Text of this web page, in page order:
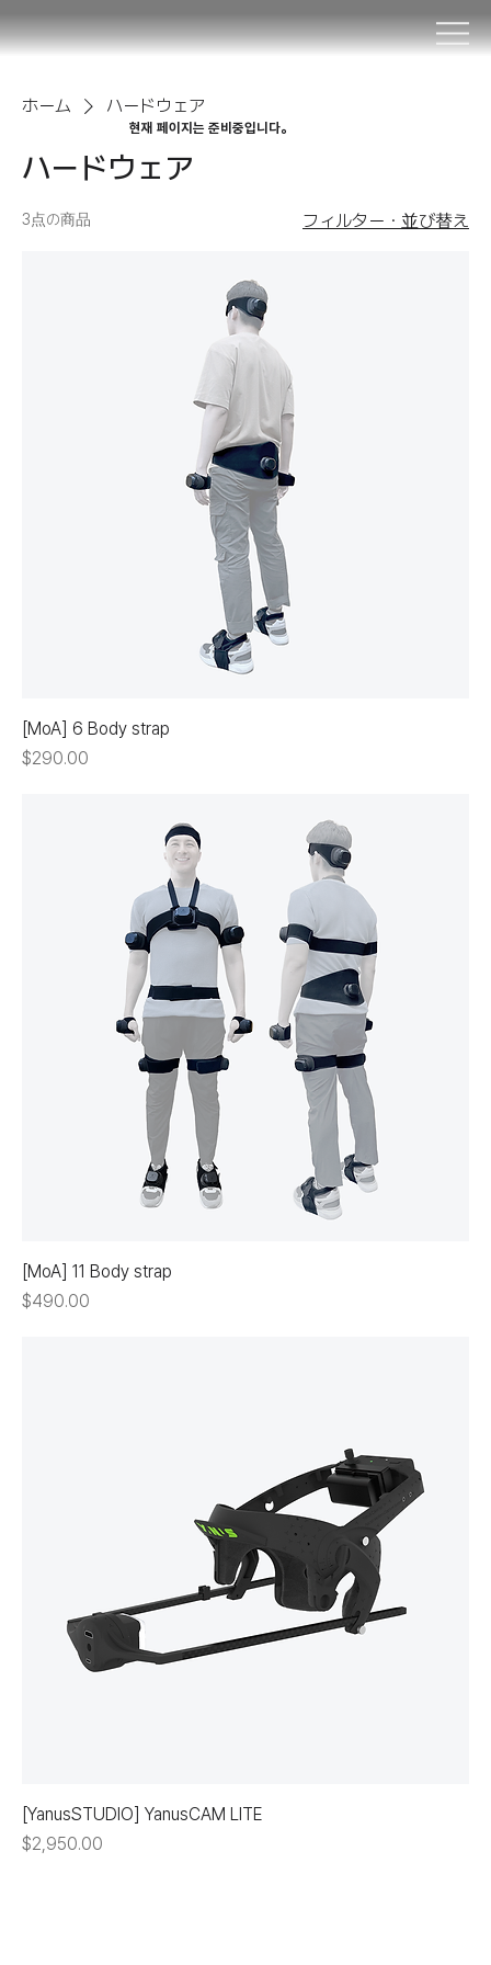
ホーム ハードウェア
ハードウェア
3点の商品 フィルター・並び替え
[MoA] 6 Body strap
価格
$290.00
[MoA] 11 Body strap
価格
$490.00
[YanusSTUDIO] YanusCAM LITE
価格
$2,950.00
현재 페이지는 준비중입니다。